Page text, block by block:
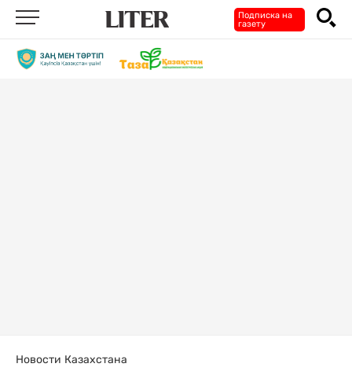
Подписка на
газету
Новости Казахстана